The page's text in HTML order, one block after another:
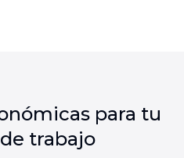
para tu
trabajo